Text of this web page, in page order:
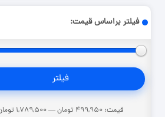
فیلتر براساس قیمت:
حداقل
قیمت
حداکثر
قیمت
فیلتر
قیمت: 499,950 تومان — 1,789,500 تومان